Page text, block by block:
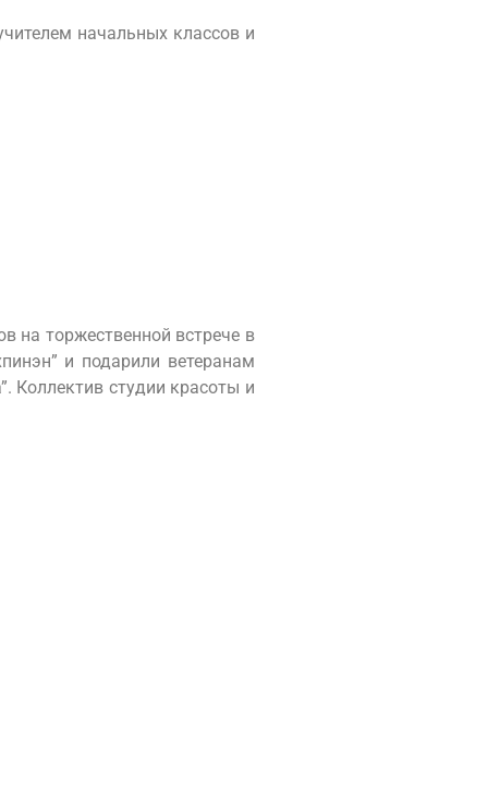
начальных классов и
на торжественной встрече в
и подарили ветеранам
Коллектив студии красоты и